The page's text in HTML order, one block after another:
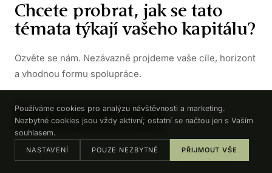
Chcete probrat, jak se tato
témata týkají vašeho kapitálu?
Ozvěte se nám. Nezávazně projdeme vaše cíle, horizont
a vhodnou formu spolupráce.
DOMLUVIT KONZULTACI →
Používáme cookies pro analýzu návštěvnosti a marketing.
Nezbytné cookies jsou vždy aktivní; ostatní se načtou jen s Vaším
souhlasem.
NASTAVENÍ POUZE NEZBYTNÉ PŘIJMOUT VŠE